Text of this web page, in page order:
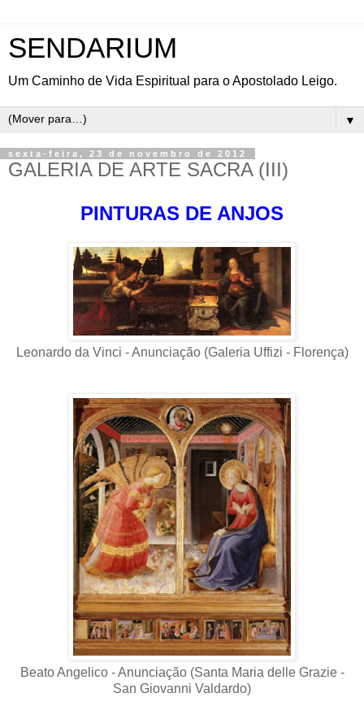
SENDARIUM
Um Caminho de Vida Espiritual para o Apostolado Leigo.
▼
sexta-feira, 23 de novembro de 2012
GALERIA DE ARTE SACRA (III)
PINTURAS DE ANJOS
Leonardo da Vinci - Anunciação (Galeria Uffizi - Florença)
Beato Angelico - Anunciação (Santa Maria delle Grazie -
San Giovanni Valdardo)